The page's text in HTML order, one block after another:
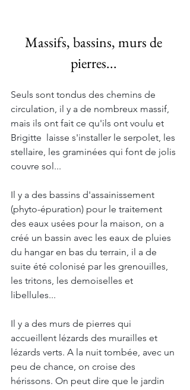
Massifs, bassins, murs de
pierres...
Seuls sont tondus des chemins de
circulation, il y a de nombreux massif,
mais ils ont fait ce qu'ils ont voulu et
Brigitte  laisse s'installer le serpolet, les
stellaire, les graminées qui font de jolis
couvre sol...
Il y a des bassins d'assainissement
(phyto-épuration) pour le traitement
des eaux usées pour la maison, on a
créé un bassin avec les eaux de pluies
du hangar en bas du terrain, il a de
suite été colonisé par les grenouilles,
les tritons, les demoiselles et
libellules...
Il y a des murs de pierres qui
accueillent lézards des murailles et
lézards verts. A la nuit tombée, avec un
peu de chance, on croise des
hérissons. On peut dire que le jardin